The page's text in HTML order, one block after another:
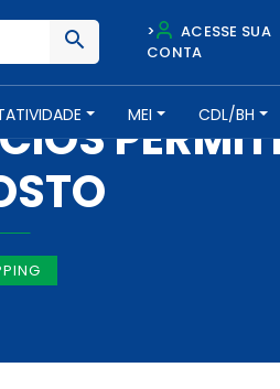
>
ACESSE SUA
CONTA
MEI CDL/BH
JANEIRO DE 2019